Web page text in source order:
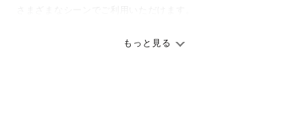
ありのままの空気感を大切に、何十年経っても見返したくなるよ
もっと見る